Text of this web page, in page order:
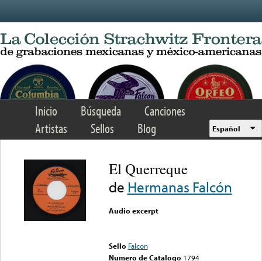
Inicio Búsqueda
Canciones
Artistas
Sellos Blog Español
El Querreque
de Hermanas Falcón
Audio excerpt
Sello Falcon
Numero de Catalogo 1794